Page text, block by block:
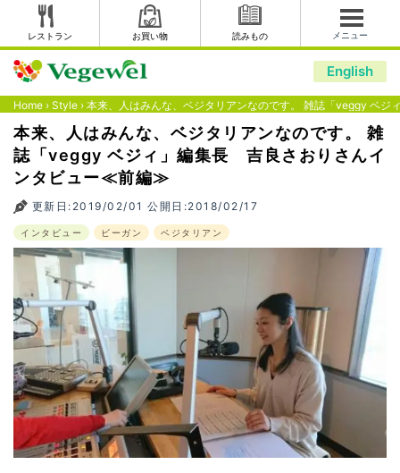
レストラン お買い物 読みもの メニュー
English
Home › Style › 本来、人はみんな、ベジタリアンなのです。 雑誌「veggy ベ
本来、人はみんな、ベジタリアンなのです。 雑
誌「veggy ベジィ」編集長 吉良さおりさんイ
ンタビュー≪前編≫
更新日:2019/02/01 公開日:2018/02/17
インタビュー ビーガン ベジタリアン